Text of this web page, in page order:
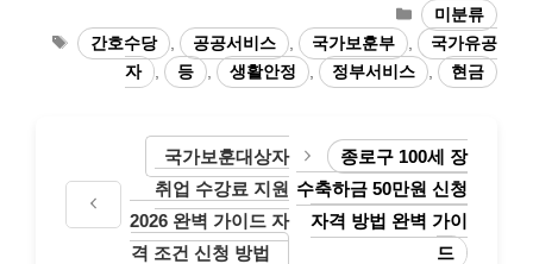
카
테
고
리
미분류
태
그
간호수당 공공서비스 국가보훈부
국가유공
자
등 생활안정 정부서비스 현금
국가보훈대상자
취업 수강료 지원
2026 완벽 가이드 자
격 조건 신청 방법
종로구 100세 장
수축하금 50만원 신청
자격 방법 완벽 가이
드